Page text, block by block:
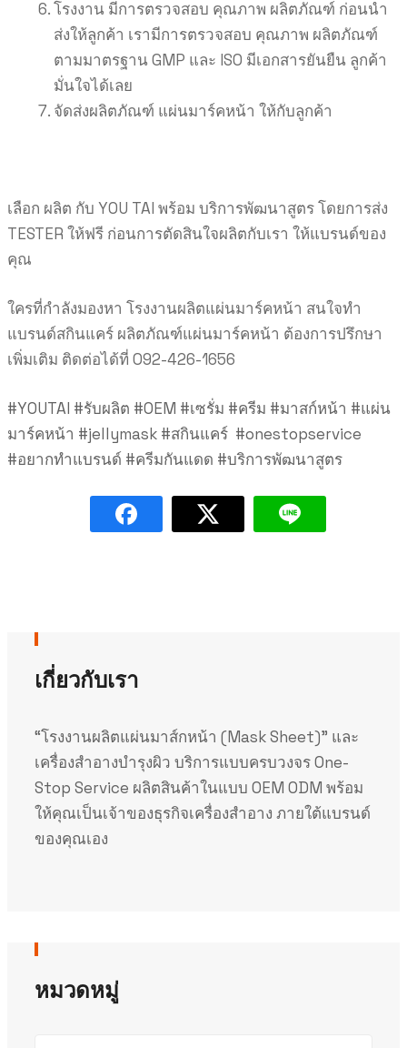
โรงงาน มีการตรวจสอบ คุณภาพ ผลิตภัณฑ์ ก่อนนำ
ส่งให้ลูกค้า เรามีการตรวจสอบ คุณภาพ ผลิตภัณฑ์
ตามมาตรฐาน GMP และ ISO มีเอกสารยันยืน ลูกค้า
มั่นใจได้เลย
จัดส่งผลิตภัณฑ์ แผ่นมาร์คหน้า ให้กับลูกค้า
เลือก ผลิต กับ YOU TAI พร้อม บริการพัฒนาสูตรโดยการส่ง
TESTER ให้ฟรี ก่อนการตัดสินใจผลิตกับเรา ให้แบรนด์ของ
คุณ
ใครที่กำลังมองหา โรงงานผลิตแผ่นมาร์คหน้า สนใจทำ
แบรนด์สกินแคร์ ผลิตภัณฑ์แผ่นมาร์คหน้า ต้องการปรึกษา
เพิ่มเติม ติดต่อได้ที่ 092-426-1656
#YOUTAI #รับผลิต #OEM #เซรั่ม #ครีม #มาสก์หน้า #แผ่น
มาร์คหน้า #jellymask #สกินแคร์ #onestopservice
#อยากทำแบรนด์ #ครีมกันแดด #บริการพัฒนาสูตร
เกี่ยวกับเรา
“โรงงานผลิตแผ่นมาส์กหน้า (Mask Sheet)” และ
เครื่องสำอางบำรุงผิว บริการแบบครบวงจร One-
Stop Service ผลิตสินค้าในแบบ OEM ODM พร้อม
ให้คุณเป็นเจ้าของธุรกิจเครื่องสำอาง ภายใต้แบรนด์
ของคุณเอง
หมวดหมู่